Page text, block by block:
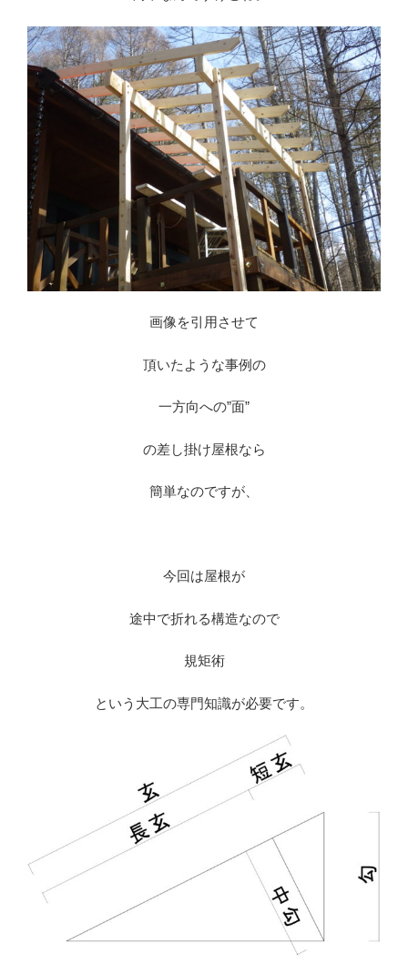
画像を引用させて
頂いたような事例の
一方向への”面”
の差し掛け屋根なら
簡単なのですが、
今回は屋根が
途中で折れる構造なので
規矩術
という大工の専門知識が必要です。